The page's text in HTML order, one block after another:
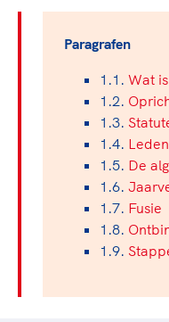
Paragrafen
1.1. Wat
1.2.
1.3.
1.4. Leden
1.5. De
1.6.
1.7. Fusie
1.8.
1.9.